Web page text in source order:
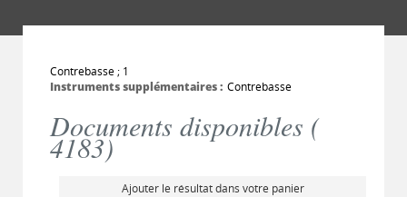
Contrebasse ; 1
Instruments supplémentaires : Contrebasse
Documents disponibles (
4183)
Ajouter le résultat dans votre panier